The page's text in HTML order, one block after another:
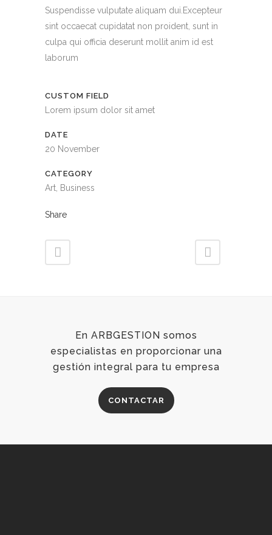
Suspendisse vulputate aliquam dui.Excepteur
sint occaecat cupidatat non proident, sunt in
culpa qui officia deserunt mollit anim id est
laborum
CUSTOM FIELD
Lorem ipsum dolor sit amet
DATE
20 November
CATEGORY
Art, Business
Share
En ARBGESTION somos
especialistas en proporcionar una
gestión integral para tu empresa
CONTACTAR